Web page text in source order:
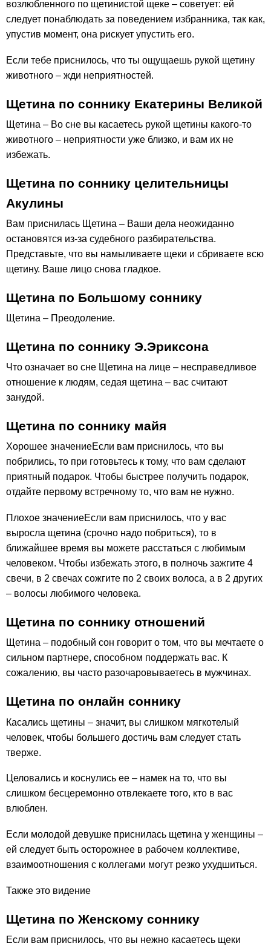
возлюбленного по щетинистой щеке – советует: ей
следует понаблюдать за поведением избранника, так как,
упустив момент, она рискует упустить его.
Если тебе приснилось, что ты ощущаешь рукой щетину
животного – жди неприятностей.
Щетина по соннику Екатерины Великой
Щетина – Во сне вы касаетесь рукой щетины какого-то
животного – неприятности уже близко, и вам их не
избежать.
Щетина по соннику целительницы
Акулины
Вам приснилась Щетина – Ваши дела неожиданно
остановятся из-за судебного разбирательства.
Представьте, что вы намыливаете щеки и сбриваете всю
щетину. Ваше лицо снова гладкое.
Щетина по Большому соннику
Щетина – Преодоление.
Щетина по соннику Э.Эриксона
Что означает во сне Щетина на лице – несправедливое
отношение к людям, седая щетина – вас считают
занудой.
Щетина по соннику майя
Хорошее значениеЕсли вам приснилось, что вы
побрились, то при готовьтесь к тому, что вам сделают
приятный подарок. Чтобы быстрее получить подарок,
отдайте первому встречному то, что вам не нужно.
Плохое значениеЕсли вам приснилось, что у вас
выросла щетина (срочно надо побриться), то в
ближайшее время вы можете расстаться с любимым
человеком. Чтобы избежать этого, в полночь зажгите 4
свечи, в 2 свечах сожгите по 2 своих волоса, а в 2 других
– волосы любимого человека.
Щетина по соннику отношений
Щетина – подобный сон говорит о том, что вы мечтаете о
сильном партнере, способном поддержать вас. К
сожалению, вы часто разочаровываетесь в мужчинах.
Щетина по онлайн соннику
Касались щетины – значит, вы слишком мягкотелый
человек, чтобы большего достичь вам следует стать
тверже.
Целовались и коснулись ее – намек на то, что вы
слишком бесцеремонно отвлекаете того, кто в вас
влюблен.
Если молодой девушке приснилась щетина у женщины –
ей следует быть осторожнее в рабочем коллективе,
взаимоотношения с коллегами могут резко ухудшиться.
Также это видение
Щетина по Женскому соннику
Если вам приснилось, что вы нежно касаетесь щеки